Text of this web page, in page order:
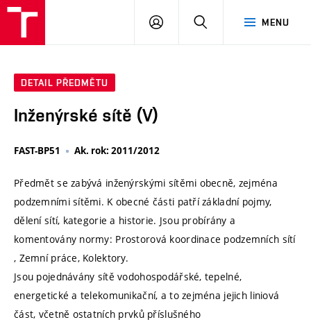
MENU
PŘIHLÁSIT
DETAIL PŘEDMĚTU
Inženýrské sítě (V)
FAST-BP51 Ak. rok: 2011/2012
Předmět se zabývá inženýrskými sítěmi obecně, zejména
podzemními sítěmi. K obecné části patří základní pojmy,
dělení sítí, kategorie a historie. Jsou probírány a
komentovány normy: Prostorová koordinace podzemních sítí
, Zemní práce, Kolektory.
Jsou pojednávány sítě vodohospodářské, tepelné,
energetické a telekomunikační, a to zejména jejich liniová
část, včetně ostatních prvků příslušného